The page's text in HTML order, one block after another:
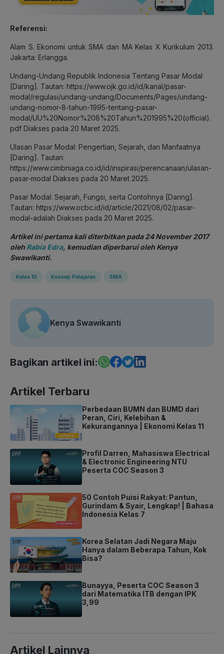
Referensi:
Alam S. Ekonomi untuk SMA dan MA Kelas X Kurikulum 2013.
Jakarta: Erlangga.
Undang-Undang Republik Indonesia Tentang Pasar Modal
[Daring]. Tautan: https://www.ojk.go.id/id/kanal/pasar-
modal/regulasi/undang-undang/Documents/Pages/undang-
undang-nomor-8-tahun-1995-tentang-pasar-
modal/UU%20Nomor%208%20Tahun%201995%20(official).
pdf Diakses pada 20 Maret 2025.
Ulasan Pasar Modal: Pengertian, Sejarah, dan Manfaatnya
[Daring]. Tautan:
https://www.cimbniaga.co.id/id/inspirasi/perencanaan/ulasan-
pasar-modal Diakses pada 20 Maret 2025.
Pasar Modal: Sejarah, Fungsi, serta Contohnya [Daring].
Tautan: https://www.ocbc.id/id/article/2021/08/02/pasar-
modal-adalah Diakses pada 20 Maret 2025.
Artikel ini pertama kali diterbitkan pada 24 November 2017
oleh Rabia Edra, kemudian diperbarui oleh Kenya
Swawikanti.
Kelas 10 Konsep Pelajaran SMA
Kenya Swawikanti
Bagikan artikel ini:
Artikel Terbaru
Perbedaan BUMN dan BUMD dari
Peran, Ciri, Kelebihan &
Kekurangannya | Ekonomi Kelas 11
Profil Darren, Mahasiswa Electrical
& Electronic Engineering NTU
Peserta COC Season 3
50 Contoh Puisi Rakyat: Pantun,
Gurindam & Syair, Lengkap! | Bahasa
Indonesia Kelas 7
Korea Selatan Jadi Negara Maju
Hanya dalam Beberapa Tahun, Kok
Bisa?
Bunayya, Peserta COC Season 3
dari Matematika ITB dengan IPK
3,99
Artikel Lainnya